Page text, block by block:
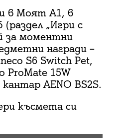
в Моят A1, в
(раздел „Игри с
за моментни
награди –
S6 Switch Pet,
ProMate 15W
AENO BS2S.
късмета си